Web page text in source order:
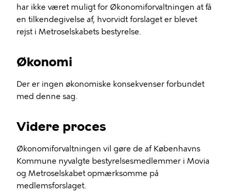
har ikke været muligt for Økonomiforvaltningen at få
en tilkendegivelse af, hvorvidt forslaget er blevet
rejst i Metroselskabets bestyrelse.
Økonomi
Der er ingen økonomiske konsekvenser forbundet
med denne sag.
Videre proces
Økonomiforvaltningen vil gøre de af Københavns
Kommune nyvalgte bestyrelsesmedlemmer i Movia
og Metroselskabet opmærksomme på
medlemsforslaget.